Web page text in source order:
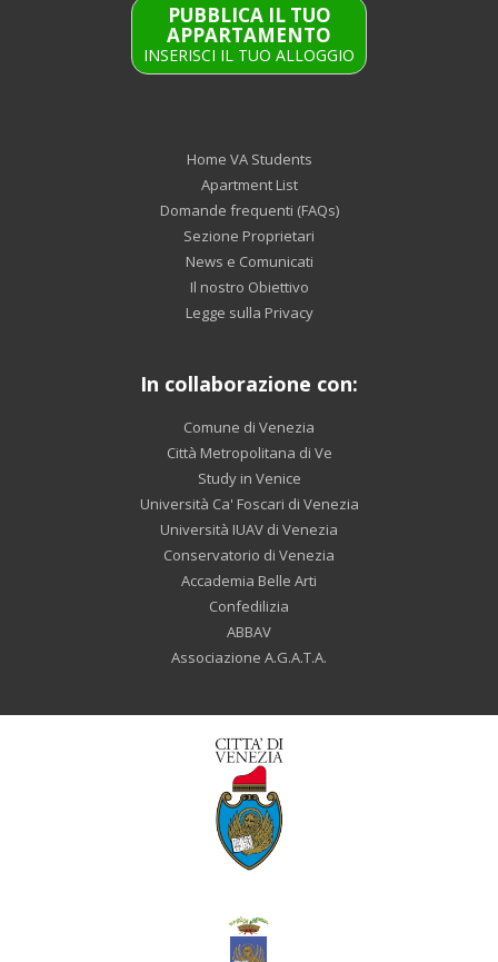
PUBBLICA IL TUO
APPARTAMENTO
INSERISCI IL TUO ALLOGGIO
Home VA Students
Apartment List
Domande frequenti (FAQs)
Sezione Proprietari
News e Comunicati
Il nostro Obiettivo
Legge sulla Privacy
In collaborazione con:
Comune di Venezia
Città Metropolitana di Ve
Study in Venice
Università Ca' Foscari di Venezia
Università IUAV di Venezia
Conservatorio di Venezia
Accademia Belle Arti
Confedilizia
ABBAV
Associazione A.G.A.T.A.